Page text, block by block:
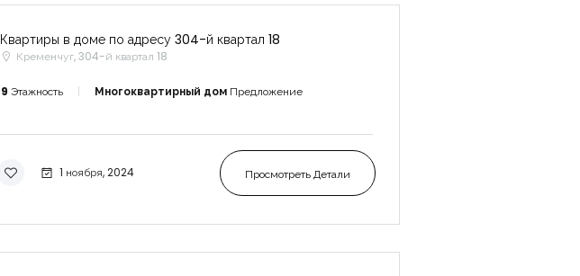
Квартиры в доме по адресу 304-й квартал 18
Кременчуг, 304-й квартал 18
9 Этажность Многоквартирный дом Предложение
1 ноября, 2024 Просмотреть Детали